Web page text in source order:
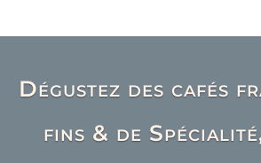
Dégustez des cafés
fins & de